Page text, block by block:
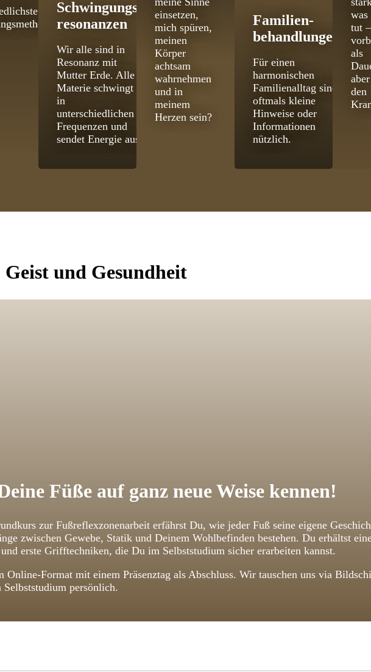
Schwingungs­
resonanzen
Wir alle sind in
Resonanz mit
Mutter Erde. Alle
Materie schwingt
in
unterschiedlichen
Frequenzen und
sendet Energie aus.
einsetzen,
mich spüren,
meinen
Körper
achtsam
wahrnehmen
und in
meinem
Herzen sein?
Familien­
behandlungen
Für einen
harmonischen
Familienalltag sind
oftmals kleine
Hinweise oder
Informationen
nützlich.
tut –
als
den
und Gesundheit
Füße auf ganz neue Weise kennen!
zur Fußreflexzonenarbeit erfährst Du, wie jeder Fuß seine eigene
zwischen Gewebe, Statik und Deinem Wohlbefinden bestehen. Du erhältst
erste Grifftechniken, die Du im Selbststudium sicher erarbeiten kannst.
Online-Format mit einem Präsenztag als Abschluss. Wir tauschen uns via
Selbststudium persönlich.